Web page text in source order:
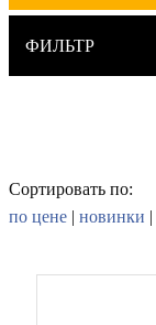
ФИЛЬТР
Сортировать по:
по цене | новинки |